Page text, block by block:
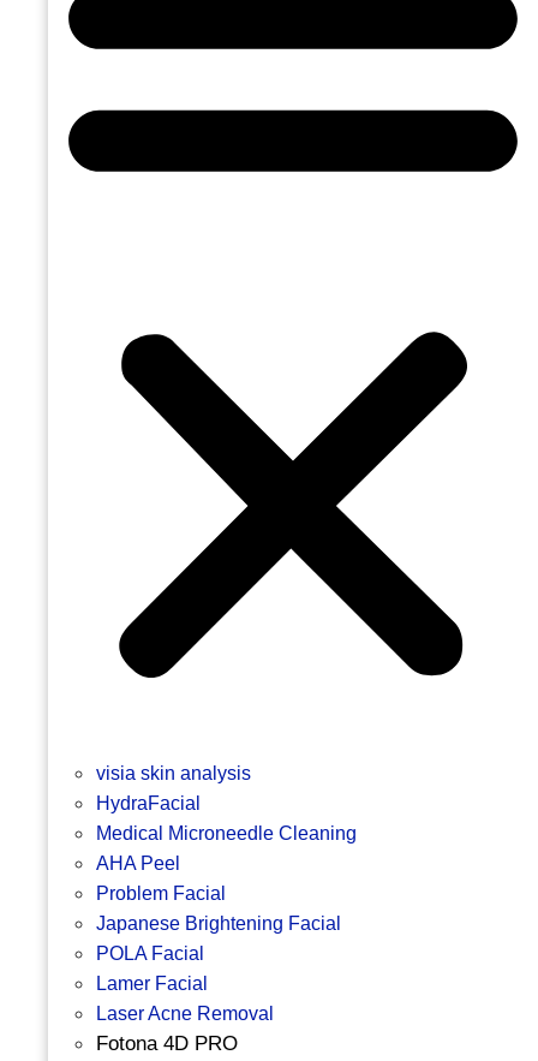
visia skin analysis
HydraFacial
Medical Microneedle Cleaning
AHA Peel
Problem Facial
Japanese Brightening Facial
POLA Facial
Lamer Facial
Laser Acne Removal
Fotona 4D PRO